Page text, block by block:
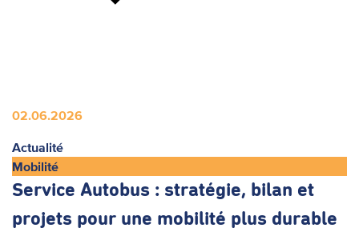
02.06.2026
Actualité
Mobilité
Service Autobus : stratégie, bilan et
projets pour une mobilité plus durable